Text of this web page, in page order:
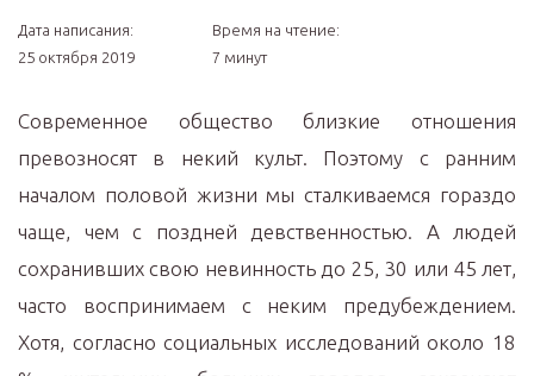
Дата написания:
25 октября 2019
Время на чтение:
7 минут
Современное общество близкие отношения
превозносят в некий культ. Поэтому с ранним
началом половой жизни мы сталкиваемся гораздо
чаще, чем с поздней девственностью. А людей
сохранивших свою невинность до 25, 30 или 45 лет,
часто воспринимаем с неким предубеждением.
Хотя, согласно социальных исследований около 18